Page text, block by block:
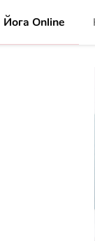
Йога Online